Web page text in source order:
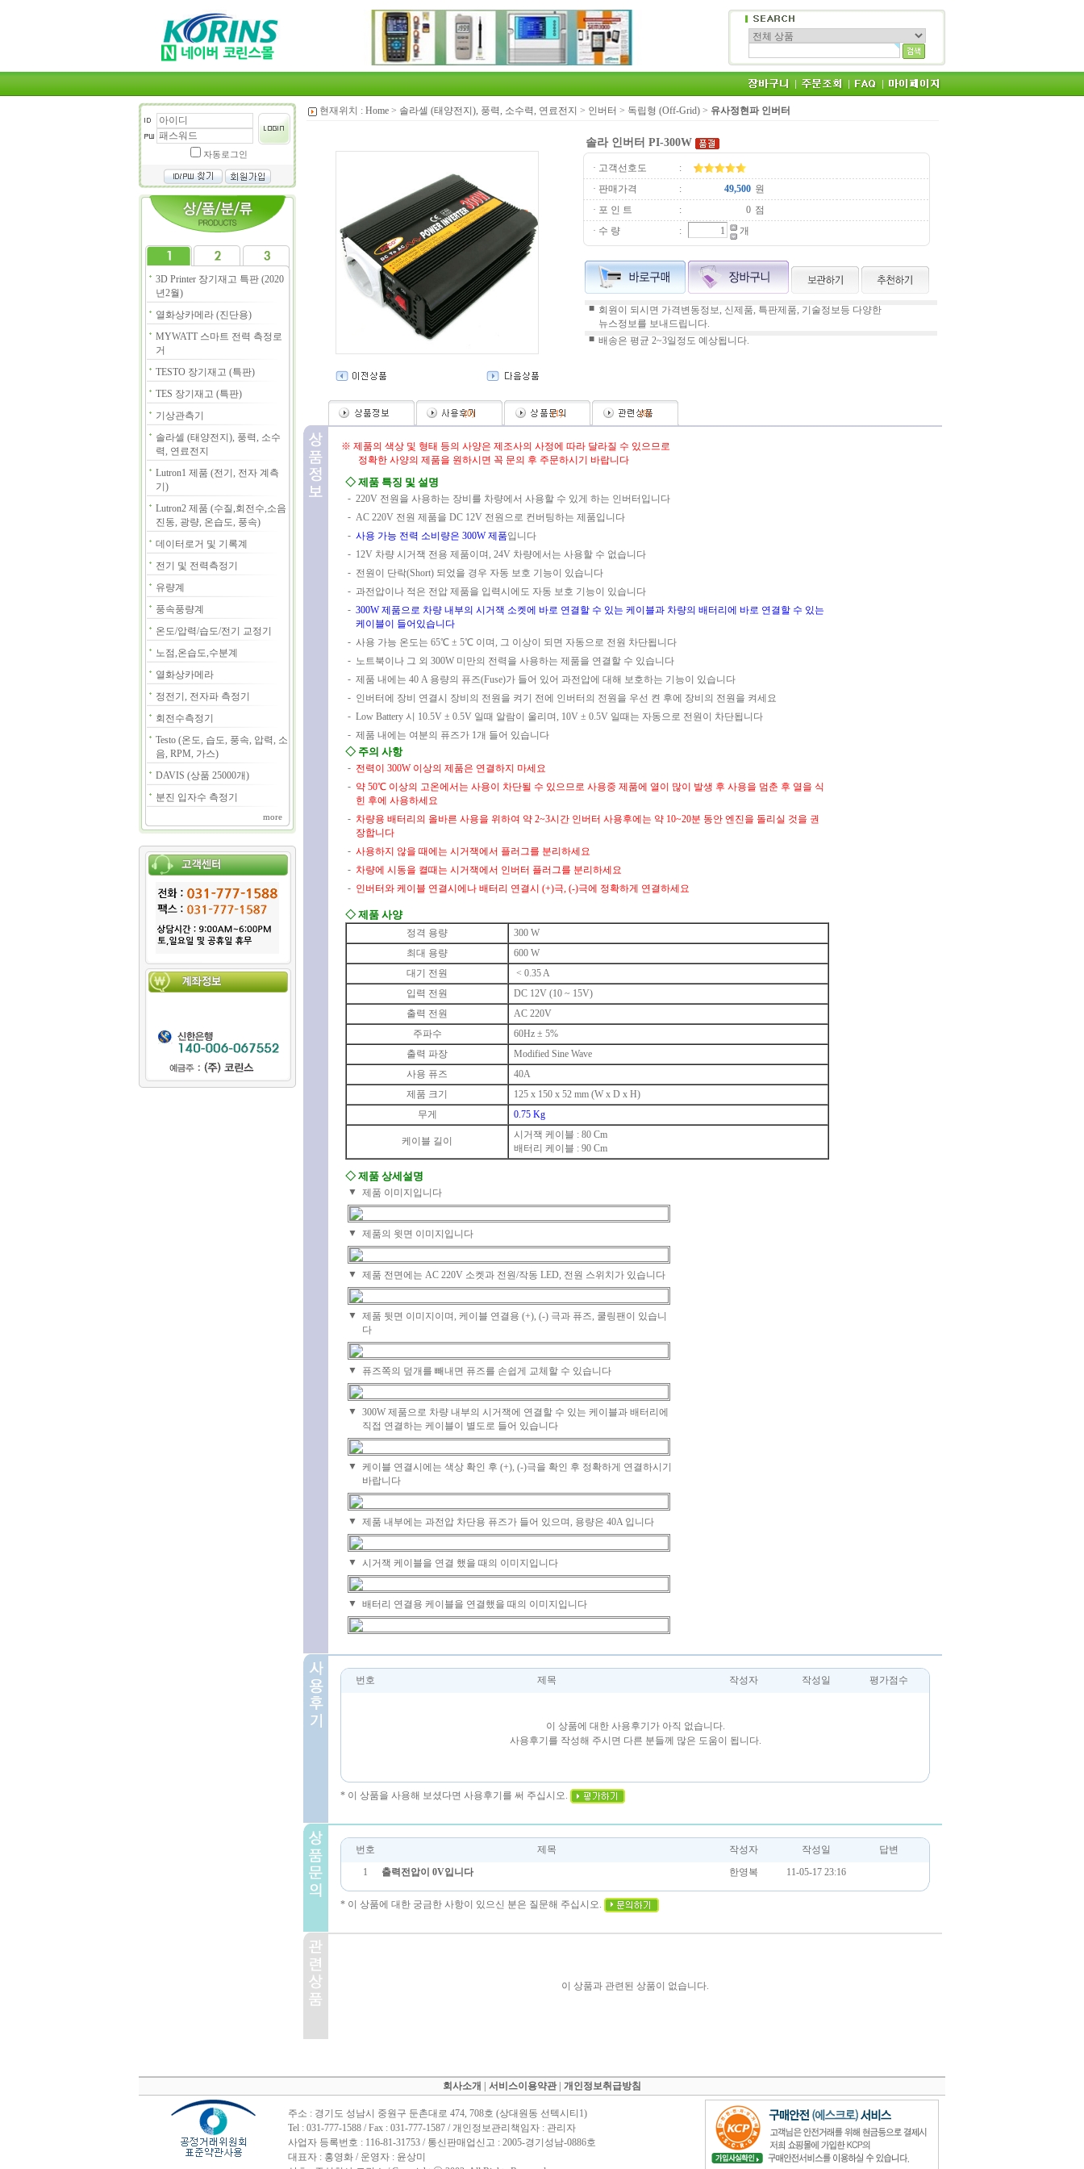
자동로그인
3D Printer 장기재고 특판 (2020
년2월)
열화상카메라 (진단용)
MYWATT 스마트 전력 측정로
거
TESTO 장기재고 (특판)
TES 장기재고 (특판)
기상관측기
솔라셀 (태양전지), 풍력, 소수
력, 연료전지
Lutron1 제품 (전기, 전자 계측
기)
Lutron2 제품 (수질,회전수,소음
진동, 광량, 온습도, 풍속)
데이터로거 및 기록계
전기 및 전력측정기
유량계
풍속풍량계
온도/압력/습도/전기 교정기
노점,온습도,수분계
열화상카메라
정전기, 전자파 측정기
회전수측정기
Testo (온도, 습도, 풍속, 압력, 소
음, RPM, 가스)
DAVIS (상품 25000개)
분진 입자수 측정기
more
현재위치 : Home > 솔라셀 (태양전지), 풍력, 소수력, 연료전지 > 인버터 > 독립형 (Off-Grid) > 유사정현파 인버터
솔라 인버터 PI-300W
· 고객선호도
:
· 판매가격
:
원
· 포 인 트
:
점
· 수 량
: 개
■ 회원이 되시면 가격변동정보, 신제품, 특판제품, 기술정보등 다양한
뉴스정보를 보내드립니다.
■ 배송은 평균 2~3일정도 예상됩니다.
(0) (1) (0)
※ 제품의 색상 및 형태 등의 사양은 제조사의 사정에 따라 달라질 수 있으므로
정확한 사양의 제품을 원하시면 꼭 문의 후 주문하시기 바랍니다
◇ 제품 특징 및 설명
- 220V 전원을 사용하는 장비를 차량에서 사용할 수 있게 하는 인버터입니다
- AC 220V 전원 제품을 DC 12V 전원으로 컨버팅하는 제품입니다
- 사용 가능 전력 소비량은 300W 제품입니다
- 12V 차량 시거잭 전용 제품이며, 24V 차량에서는 사용할 수 없습니다
- 전원이 단락(Short) 되었을 경우 자동 보호 기능이 있습니다
- 과전압이나 적은 전압 제품을 입력시에도 자동 보호 기능이 있습니다
- 300W 제품으로 차량 내부의 시거잭 소켓에 바로 연결할 수 있는 케이블과 차량의 배터리에 바로 연결할 수 있는
케이블이 들어있습니다
- 사용 가능 온도는 65℃ ± 5℃ 이며, 그 이상이 되면 자동으로 전원 차단됩니다
- 노트북이나 그 외 300W 미만의 전력을 사용하는 제품을 연결할 수 있습니다
- 제품 내에는 40 A 용량의 퓨즈(Fuse)가 들어 있어 과전압에 대해 보호하는 기능이 있습니다
- 인버터에 장비 연결시 장비의 전원을 켜기 전에 인버터의 전원을 우선 켠 후에 장비의 전원을 켜세요
- Low Battery 시 10.5V ± 0.5V 일때 알람이 울리며, 10V ± 0.5V 일때는 자동으로 전원이 차단됩니다
- 제품 내에는 여분의 퓨즈가 1개 들어 있습니다
◇ 주의 사항
- 전력이 300W 이상의 제품은 연결하지 마세요
- 약 50℃ 이상의 고온에서는 사용이 차단될 수 있으므로 사용중 제품에 열이 많이 발생 후 사용을 멈춘 후 열을 식
힌 후에 사용하세요
- 차량용 배터리의 올바른 사용을 위하여 약 2~3시간 인버터 사용후에는 약 10~20분 동안 엔진을 돌리실 것을 권
장합니다
- 사용하지 않을 때에는 시거잭에서 플러그를 분리하세요
- 차량에 시동을 켤때는 시거잭에서 인버터 플러그를 분리하세요
- 인버터와 케이블 연결시에나 배터리 연결시 (+)극, (-)극에 정확하게 연결하세요
◇ 제품 사양
정격 용량
300 W
최대 용량
600 W
대기 전원
< 0.35 A
입력 전원
DC 12V (10 ~ 15V)
출력 전원
AC 220V
주파수
60Hz ± 5%
출력 파장
Modified Sine Wave
사용 퓨즈
40A
제품 크기
125 x 150 x 52 mm (W x D x H)
무게
0.75 Kg
케이블 길이
시거잭 케이블 : 80 Cm
배터리 케이블 : 90 Cm
◇ 제품 상세설명
▼ 제품 이미지입니다
▼ 제품의 윗면 이미지입니다
▼ 제품 전면에는 AC 220V 소켓과 전원/작동 LED, 전원 스위치가 있습니다
▼ 제품 뒷면 이미지이며, 케이블 연결용 (+), (-) 극과 퓨즈, 쿨링팬이 있습니
다
▼ 퓨즈쪽의 덮개를 빼내면 퓨즈를 손쉽게 교체할 수 있습니다
▼ 300W 제품으로 차량 내부의 시거잭에 연결할 수 있는 케이블과 배터리에
직접 연결하는 케이블이 별도로 들어 있습니다
▼ 케이블 연결시에는 색상 확인 후 (+), (-)극을 확인 후 정확하게 연결하시기
바랍니다
▼ 제품 내부에는 과전압 차단용 퓨즈가 들어 있으며, 용량은 40A 입니다
▼ 시거잭 케이블을 연결 했을 때의 이미지입니다
▼ 배터리 연결용 케이블을 연결했을 때의 이미지입니다
번호 제목 작성자 작성일 평가점수
이 상품에 대한 사용후기가 아직 없습니다.
사용후기를 작성해 주시면 다른 분들께 많은 도움이 됩니다.
* 이 상품을 사용해 보셨다면 사용후기를 써 주십시오.
번호 제목 작성자 작성일
답변
1
출력전압이 0V입니다 한영복 11-05-17 23:16
* 이 상품에 대한 궁금한 사항이 있으신 분은 질문해 주십시오.
이 상품과 관련된 상품이 없습니다.
회사소개 서비스이용약관| 개인정보취급방침
주소 : 경기도 성남시 중원구 둔촌대로 474, 708호 (상대원동 선텍시티1)
Tel : 031-777-1588 / Fax : 031-777-1587 / 개인정보관리책임자 : 관리자
사업자 등록번호 : 116-81-31753 / 통신판매업신고 : 2005-경기성남-0886호
대표자 : 홍영화 / 운영자 : 윤상미